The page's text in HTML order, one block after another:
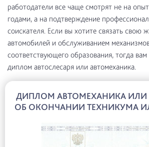
работодатели все чаще смотрят не на
годами, а на подтверждение
соискателя. Если вы хотите связать свою
автомобилей и обслуживанием
соответствующего образования, тогда
диплом автослесаря или автомеханика.
ДИПЛОМ АВТОМЕХАНИКА ИЛИ
ОБ ОКОНЧАНИИ ТЕХНИКУМА